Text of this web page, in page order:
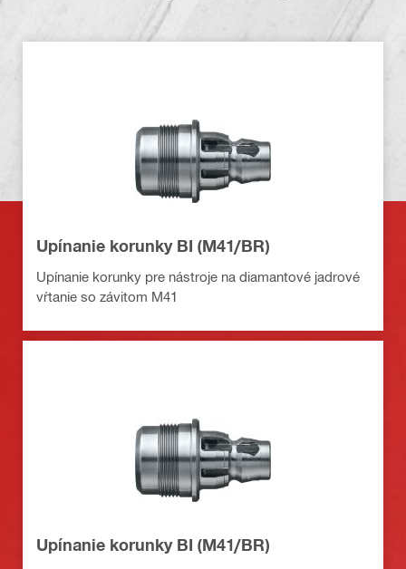
Upínanie korunky BI (M41/BR)
Upínanie korunky pre nástroje na diamantové jadrové
vŕtanie so závitom M41
Upínanie korunky BI (M41/BR)